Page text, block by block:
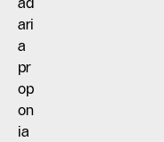
ari
a
pr
op
on
ia